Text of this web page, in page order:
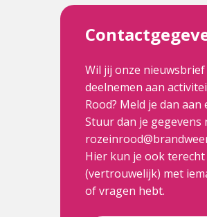
Wil jij onze
deelnemen aan
Rood? Meld je dan aan
Stuur dan je gegevens
Hier kun je ook terecht
(vertrouwelijk) met
of vragen hebt.